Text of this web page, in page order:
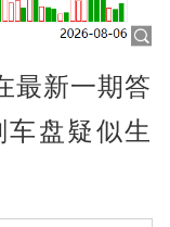
最新一期答
车盘疑似生